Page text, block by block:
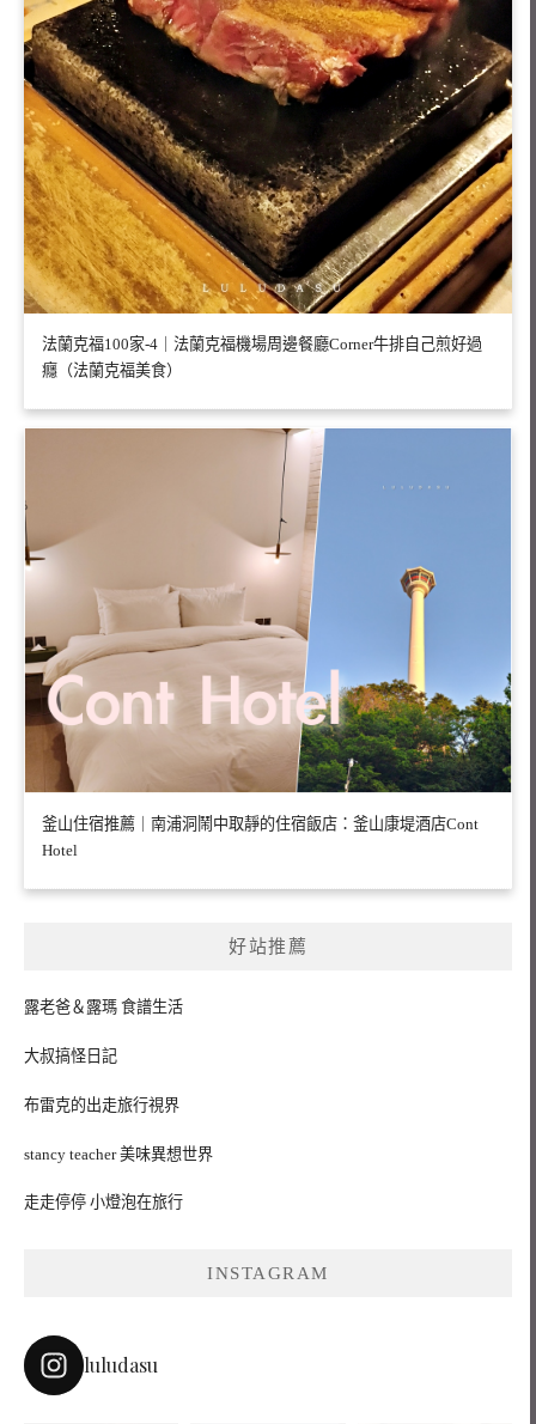
法蘭克福100家-4｜法蘭克福機場周邊餐廳Corner牛排自己煎好過
癮（法蘭克福美食）
釜山住宿推薦｜南浦洞鬧中取靜的住宿飯店：釜山康堤酒店Cont
Hotel
好站推薦
露老爸＆露瑪 食譜生活
大叔搞怪日記
布雷克的出走旅行視界
stancy teacher 美味異想世界
走走停停 小燈泡在旅行
INSTAGRAM
luludasu